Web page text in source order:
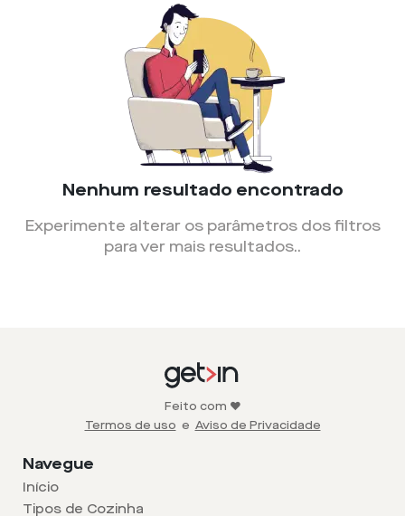
Nenhum resultado encontrado
Experimente alterar os parâmetros dos filtros
para ver mais resultados..
Feito com ❤️
Termos de uso e Aviso de Privacidade
Navegue
Início
Tipos de Cozinha